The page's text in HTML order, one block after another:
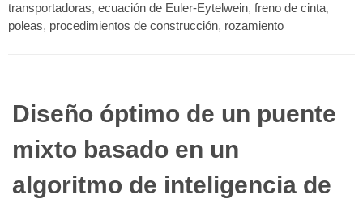
transportadoras, ecuación de Euler-Eytelwein, freno de cinta,
poleas, procedimientos de construcción, rozamiento
Diseño óptimo de un puente
mixto basado en un
algoritmo de inteligencia de